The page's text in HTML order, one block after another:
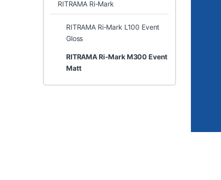
RITRAMA Ri-Mark
RITRAMA Ri-Mark L100 Event
Gloss
RITRAMA Ri-Mark M300 Event
Matt